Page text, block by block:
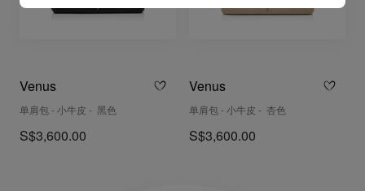
Venus
单肩包 - 小牛皮 - 黑色
S$3,600.00
Venus
单肩包 - 小牛皮 - 杏色
S$3,600.00